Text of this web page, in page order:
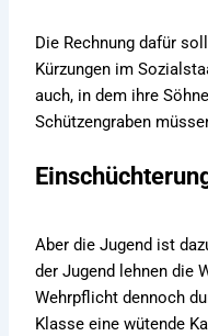
Die Rechnung dafür
Kürzungen im
auch, in dem ihre
Schützengraben
Aber die Jugend ist
der Jugend lehnen die
Wehrpflicht dennoch
Klasse eine wütende